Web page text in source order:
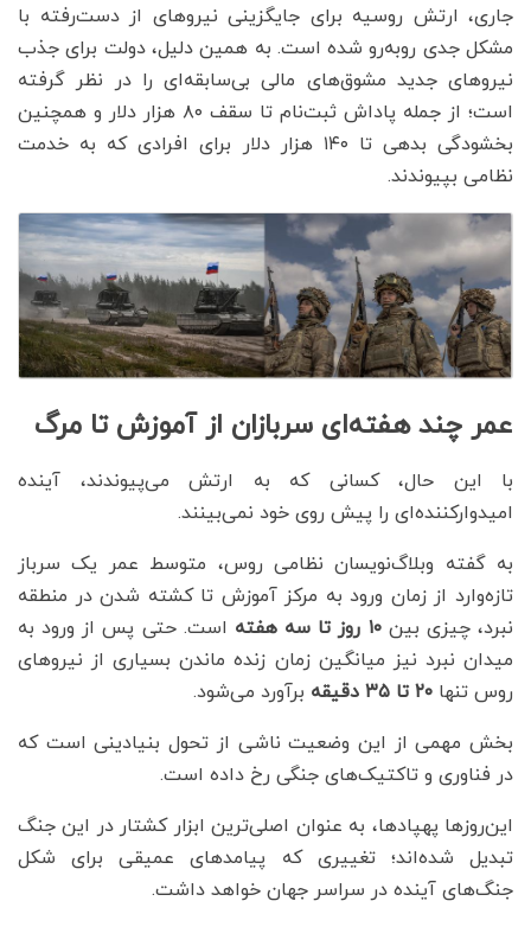
جاری، ارتش روسیه برای جایگزینی نیروهای از دست‌رفته با
مشکل جدی روبه‌رو شده است. به همین دلیل، دولت برای جذب
نیروهای جدید مشوق‌های مالی بی‌سابقه‌ای را در نظر گرفته
است؛ از جمله پاداش ثبت‌نام تا سقف ۸۰ هزار دلار و همچنین
بخشودگی بدهی تا ۱۴۰ هزار دلار برای افرادی که به خدمت
نظامی بپیوندند.
عمر چند هفته‌ای سربازان از آموزش تا مرگ
با این حال، کسانی که به ارتش می‌پیوندند، آینده
امیدوارکننده‌ای را پیش روی خود نمی‌بینند.
به گفته وبلاگ‌نویسان نظامی روس، متوسط عمر یک سرباز
تازه‌وارد از زمان ورود به مرکز آموزش تا کشته شدن در منطقه
نبرد، چیزی بین۱۰ روز تا سه هفته است. حتی پس از ورود به
میدان نبرد نیز میانگین زمان زنده ماندن بسیاری از نیروهای
روس تنها ۲۰ تا ۳۵ دقیقه برآورد می‌شود.
بخش مهمی از این وضعیت ناشی از تحول بنیادینی است که
در فناوری و تاکتیک‌های جنگی رخ داده است.
این‌روزها پهپادها، به عنوان اصلی‌ترین ابزار کشتار در این جنگ
تبدیل شده‌اند؛ تغییری که پیامدهای عمیقی برای شکل
جنگ‌های آینده در سراسر جهان خواهد داشت.